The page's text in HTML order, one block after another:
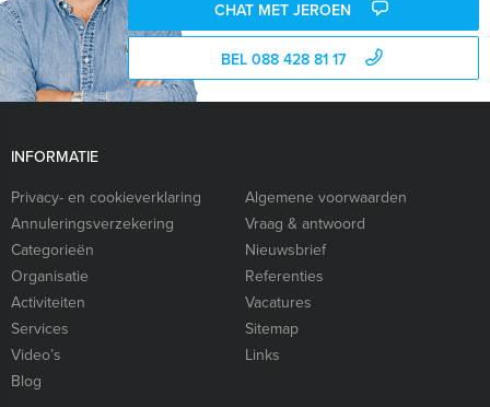
CHAT MET JEROEN
BEL 088 428 81 17
INFORMATIE
Privacy- en cookieverklaring
Algemene voorwaarden
Annuleringsverzekering
Vraag & antwoord
Categorieën
Nieuwsbrief
Organisatie
Referenties
Activiteiten
Vacatures
Services
Sitemap
Video’s
Links
Blog